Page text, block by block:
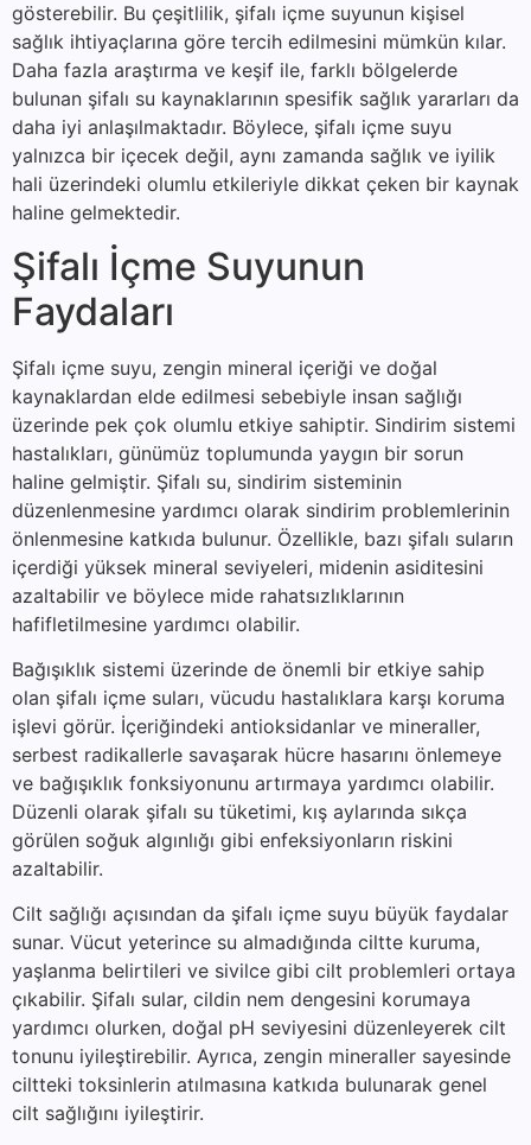
gösterebilir. Bu çeşitlilik, şifalı içme suyunun kişisel
sağlık ihtiyaçlarına göre tercih edilmesini mümkün kılar.
Daha fazla araştırma ve keşif ile, farklı bölgelerde
bulunan şifalı su kaynaklarının spesifik sağlık yararları da
daha iyi anlaşılmaktadır. Böylece, şifalı içme suyu
yalnızca bir içecek değil, aynı zamanda sağlık ve iyilik
hali üzerindeki olumlu etkileriyle dikkat çeken bir kaynak
haline gelmektedir.
Şifalı İçme Suyunun
Faydaları
Şifalı içme suyu, zengin mineral içeriği ve doğal
kaynaklardan elde edilmesi sebebiyle insan sağlığı
üzerinde pek çok olumlu etkiye sahiptir. Sindirim sistemi
hastalıkları, günümüz toplumunda yaygın bir sorun
haline gelmiştir. Şifalı su, sindirim sisteminin
düzenlenmesine yardımcı olarak sindirim problemlerinin
önlenmesine katkıda bulunur. Özellikle, bazı şifalı suların
içerdiği yüksek mineral seviyeleri, midenin asiditesini
azaltabilir ve böylece mide rahatsızlıklarının
hafifletilmesine yardımcı olabilir.
Bağışıklık sistemi üzerinde de önemli bir etkiye sahip
olan şifalı içme suları, vücudu hastalıklara karşı koruma
işlevi görür. İçeriğindeki antioksidanlar ve mineraller,
serbest radikallerle savaşarak hücre hasarını önlemeye
ve bağışıklık fonksiyonunu artırmaya yardımcı olabilir.
Düzenli olarak şifalı su tüketimi, kış aylarında sıkça
görülen soğuk algınlığı gibi enfeksiyonların riskini
azaltabilir.
Cilt sağlığı açısından da şifalı içme suyu büyük faydalar
sunar. Vücut yeterince su almadığında ciltte kuruma,
yaşlanma belirtileri ve sivilce gibi cilt problemleri ortaya
çıkabilir. Şifalı sular, cildin nem dengesini korumaya
yardımcı olurken, doğal pH seviyesini düzenleyerek cilt
tonunu iyileştirebilir. Ayrıca, zengin mineraller sayesinde
ciltteki toksinlerin atılmasına katkıda bulunarak genel
cilt sağlığını iyileştirir.